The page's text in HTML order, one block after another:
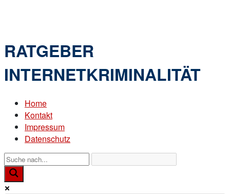
RATGEBER
INTERNETKRIMINALITÄT
Home
Kontakt
Impressum
Datenschutz